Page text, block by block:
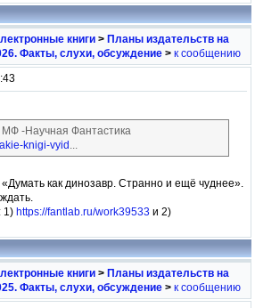
книги > Планы издательств на
Факты, слухи, обсуждение > к сообщению
МФ -Научная Фантастика
knigi-vyid...
как динозавр. Странно и ещё чуднее».
1) https://fantlab.ru/work39533 и 2)
книги > Планы издательств на
Факты, слухи, обсуждение > к сообщению